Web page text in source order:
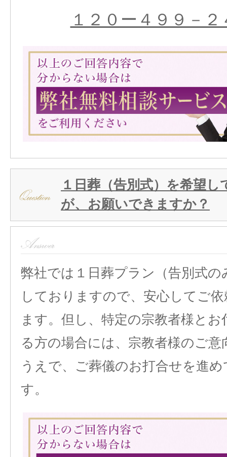
１２０ー４９９－２
１日葬（告別式）を希望し
が、お願いできますか？
弊社では１日葬プラン（告別式の
しておりますので、安心してご
ます。但し、特定の宗教者様と
る方の場合には、宗教者様のご意
うえで、ご葬儀のお打合せを進
す。